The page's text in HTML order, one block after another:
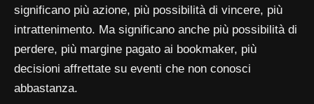
significano più azione, più possibilità di vincere, più
intrattenimento. Ma significano anche più possibilità di
perdere, più margine pagato ai bookmaker, più
decisioni affrettate su eventi che non conosci
abbastanza.